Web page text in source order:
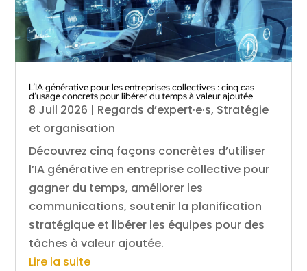
L’IA générative pour les entreprises collectives : cinq cas
d’usage concrets pour libérer du temps à valeur ajoutée
8 Juil 2026 | Regards d’expert·e·s, Stratégie
et organisation
Découvrez cinq façons concrètes d’utiliser
l’IA générative en entreprise collective pour
gagner du temps, améliorer les
communications, soutenir la planification
stratégique et libérer les équipes pour des
tâches à valeur ajoutée.
Lire la suite